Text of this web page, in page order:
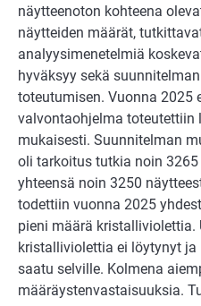
näytteenoton kohteena
näytteiden määrät,
analyysimenetelmiä
hyväksyy sekä
toteutumisen. Vuonna 2025
valvontaohjelma toteutettiin
mukaisesti. Suunnitelman
oli tarkoitus tutkia noin
yhteensä noin 3250
todettiin vuonna 2025
pieni määrä kristalliviolettia.
kristalliviolettia ei löytynyt
saatu selville. Kolmena
määräystenvastaisuuksia.